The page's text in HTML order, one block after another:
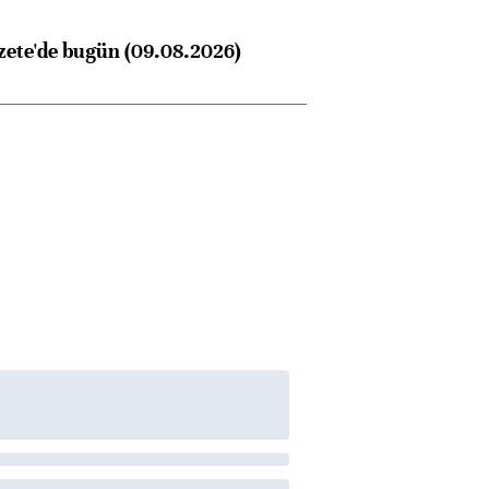
bugün (09.08.2026)